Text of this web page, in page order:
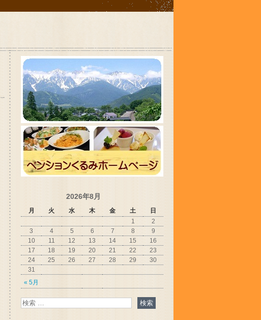
2026年8月
月 火 水 木 金 土 日
« 5月
1
2
3
4 5 6 7 8
9
10
11 12 13 14 15
16
17
18 19 20 21 22
23
24
25 26 27 28 29
30
31